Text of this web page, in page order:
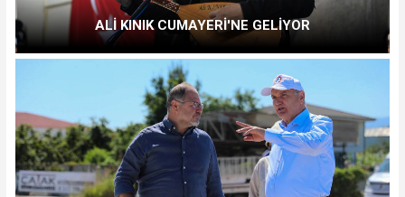
ALİ KINIK CUMAYERİ'NE GELİYOR